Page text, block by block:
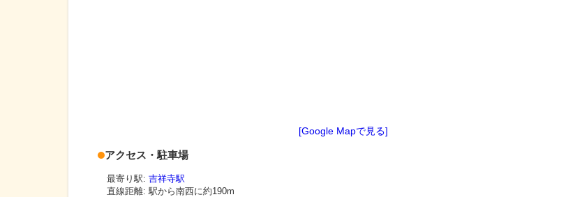
[Google Mapで見る]
アクセス・駐車場
最寄り駅: 吉祥寺駅
直線距離: 駅から南西に約190m